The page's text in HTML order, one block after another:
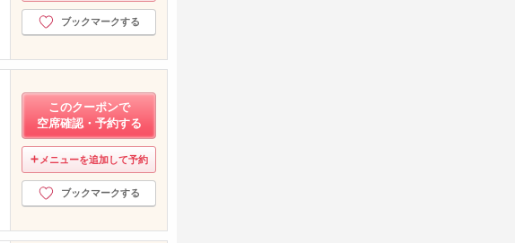
ブックマークする
このクーポンで
空席確認・予約する
メニューを追加して予約
ブックマークする